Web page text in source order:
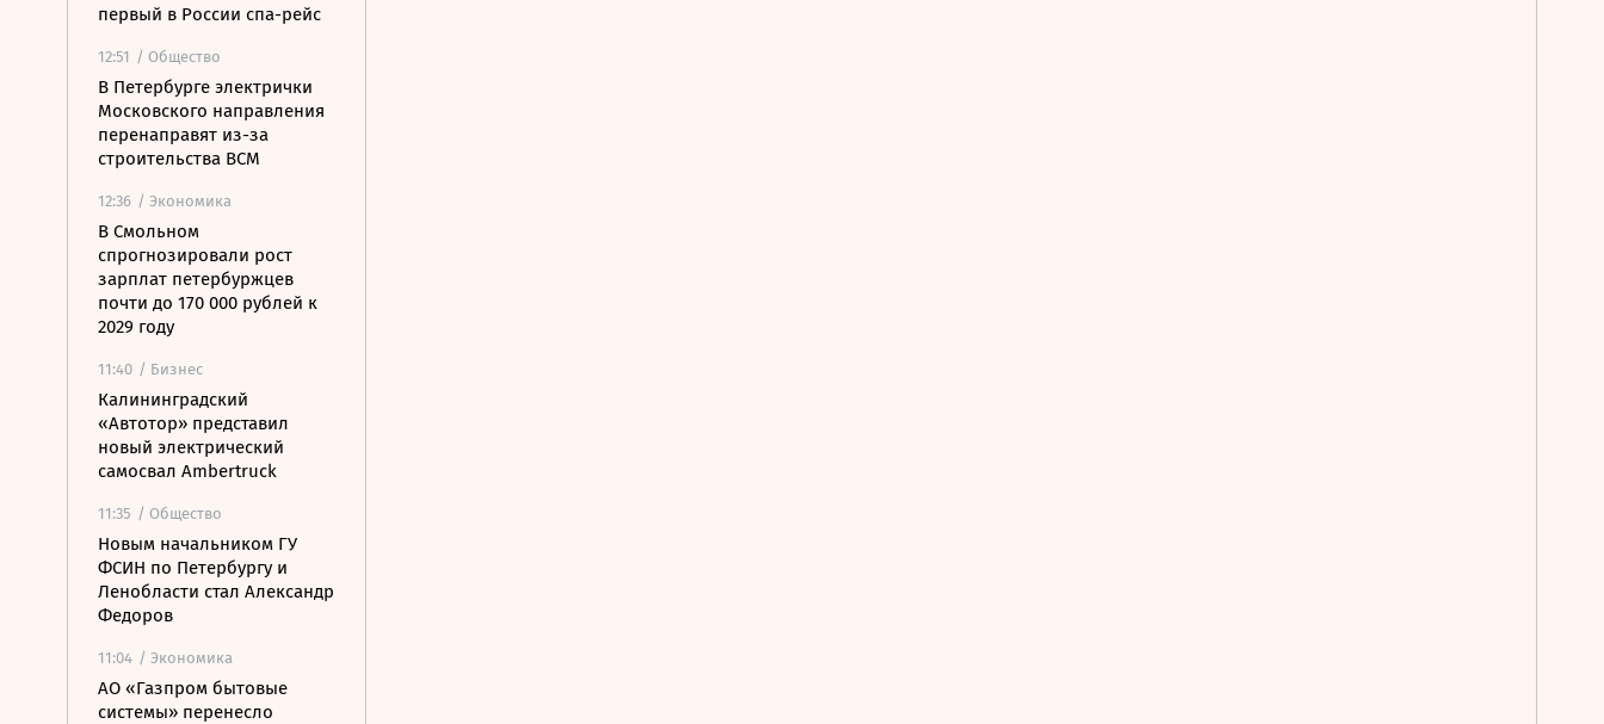
первый в России спа-рейс
12:51 / Общество
В Петербурге электрички
Московского направления
перенаправят из-за
строительства ВСМ
12:36 / Экономика
В Смольном
спрогнозировали рост
зарплат петербуржцев
почти до 170 000 рублей к
2029 году
11:40 / Бизнес
Калининградский
«Автотор» представил
новый электрический
самосвал Ambertruck
11:35 / Общество
Новым начальником ГУ
ФСИН по Петербургу и
Ленобласти стал Александр
Федоров
11:04 / Экономика
АО «Газпром бытовые
системы» перенесло